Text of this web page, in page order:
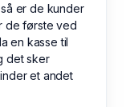
er de kunder
de første ved
en kasse til
det sker
et andet